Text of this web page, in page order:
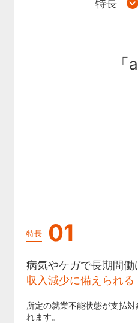
特長
特長 01
病気やケガで長期間働
収入減少に備えられる
所定の就業不能状態が支払
れます。